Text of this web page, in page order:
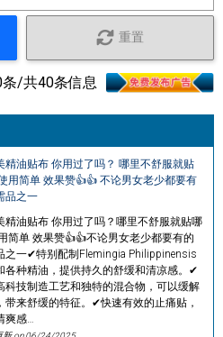
重置
/共40条信息
精油贴布 你用过了吗？ 哪里不舒服就贴
用简单 效果赞👍👍 不论男女老少都要有
品之一
精油贴布 你用过了吗？哪里不舒服就贴哪
简单 效果赞👍👍不论男女老少都要有的
之一✔特别配制Flemingia Philippinensis
各种精油，提供持久的舒缓和清凉感。✔
科技制造工艺和独特的混合物，可以缓解
带来舒缓的特征。✔快速有效的止痛贴，
爽感…